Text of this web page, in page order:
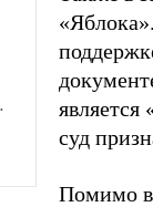
суд
Помимо